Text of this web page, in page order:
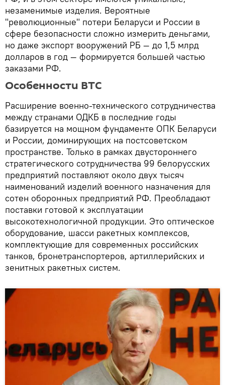
незаменимые изделия. Вероятные
"революционные" потери Беларуси и России в
сфере безопасности сложно измерить деньгами,
но даже экспорт вооружений РБ — до 1,5 млрд
долларов в год — формируется большей частью
заказами РФ.
Особенности ВТС
Расширение военно-технического сотрудничества
между странами ОДКБ в последние годы
базируется на мощном фундаменте ОПК Беларуси
и России, доминирующих на постсоветском
пространстве. Только в рамках двустороннего
стратегического сотрудничества 99 белорусских
предприятий поставляют около двух тысяч
наименований изделий военного назначения для
сотен оборонных предприятий РФ. Преобладают
поставки готовой к эксплуатации
высокотехнологичной продукции. Это оптическое
оборудование, шасси ракетных комплексов,
комплектующие для современных российских
танков, бронетранспортеров, артиллерийских и
зенитных ракетных систем.